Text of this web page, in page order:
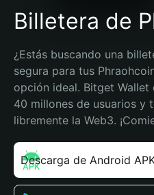
Billetera de
¿Estás buscando una
segura para tus
opción ideal. Bitget
40 millones de usuarios y
libremente la Web3.
Descarga de Android